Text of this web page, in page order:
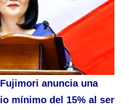
anuncia una
mínimo del 15% al ser